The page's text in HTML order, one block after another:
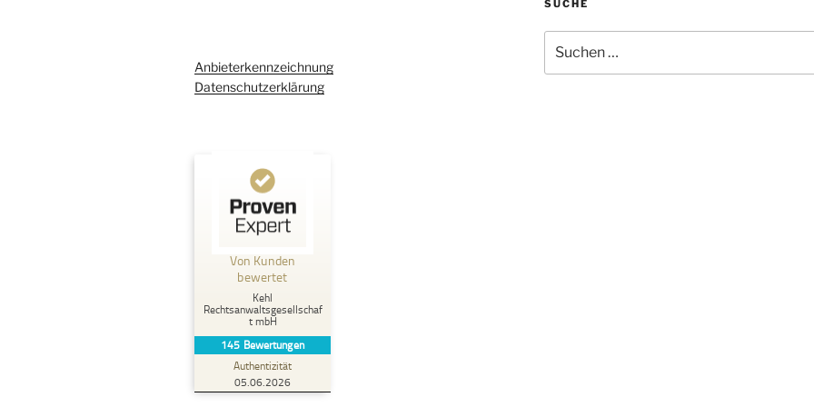
Anbieterkennzeichnung
Datenschutzerklärung
Von Kunden
bewertet
Kehl
Rechtsanwaltsgesellschaf
t mbH
145 Bewertungen
Authentizität
05.06.2026
Kundenbewertungen und Erfahrungen zu
Kehl Rechtsanwaltsgesellschaft mbH
38
ProvenExpert.com
107
Bewertungen von
SUCHE
nach: